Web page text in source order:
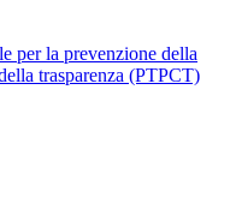
per la prevenzione della
trasparenza (PTPCT)